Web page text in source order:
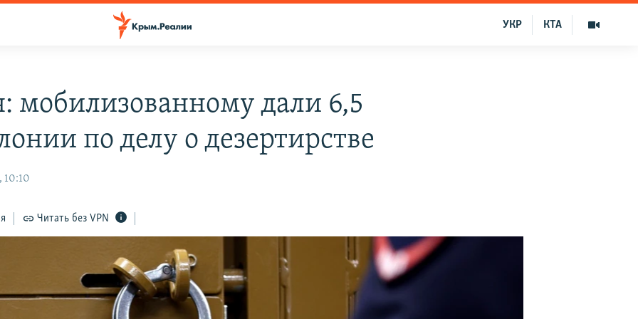
КТА
УКР
мобилизованному дали 6,5
по делу о дезертирстве
10:10
Читать без VPN